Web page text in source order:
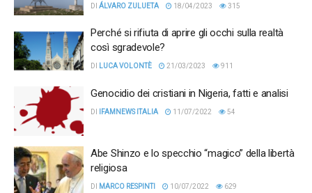
DI ÁLVARO ZULUETA 18/04/2023 315
Perché si rifiuta di aprire gli occhi sulla realtà
così sgradevole?
DI LUCA VOLONTÈ 21/03/2023 911
Genocidio dei cristiani in Nigeria, fatti e analisi
DI IFAMNEWS ITALIA 11/07/2022 54
Abe Shinzo e lo specchio “magico” della libertà
religiosa
DI MARCO RESPINTI 10/07/2022 629